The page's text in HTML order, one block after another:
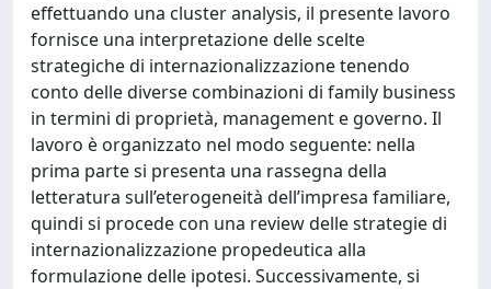
effettuando una cluster analysis, il presente lavoro
fornisce una interpretazione delle scelte
strategiche di internazionalizzazione tenendo
conto delle diverse combinazioni di family business
in termini di proprietà, management e governo. Il
lavoro è organizzato nel modo seguente: nella
prima parte si presenta una rassegna della
letteratura sull’eterogeneità dell’impresa familiare,
quindi si procede con una review delle strategie di
internazionalizzazione propedeutica alla
formulazione delle ipotesi. Successivamente, si